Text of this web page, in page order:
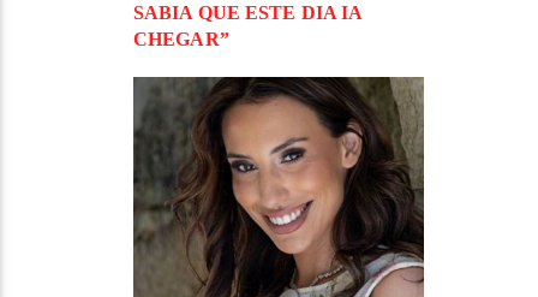
SABIA QUE ESTE DIA IA
CHEGAR”